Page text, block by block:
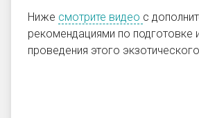
Ниже смотрите видео с
рекомендациями по подготовке
проведения этого